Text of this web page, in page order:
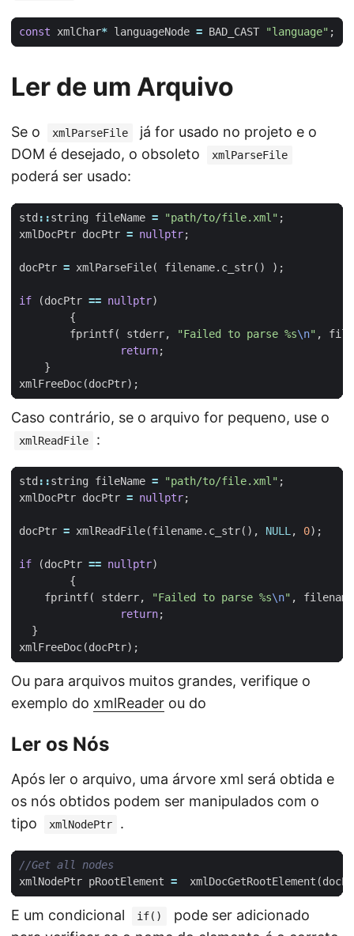
const xmlChar* languageNode = BAD_CAST "language" ;
Ler de um Arquivo
Se o xmlParseFile
já for usado no projeto e o
DOM é desejado, o obsoleto
xmlParseFile
poderá ser usado:
std ::string fileName = "path/to/file.xml" ;
xmlDocPtr docPtr = nullptr;
docPtr = xmlParseFile( filename. c_str() );
if (docPtr == nullptr)
{
fprintf( stderr, "Failed to parse %s\n" ,
return;
}
xmlFreeDoc(docPtr);
Caso contrário, se o arquivo for pequeno, use o
xmlReadFile :
std ::string fileName = "path/to/file.xml" ;
xmlDocPtr docPtr = nullptr;
docPtr = xmlReadFile(filename. c_str(), NULL, 0);
if (docPtr == nullptr)
{
fprintf( stderr, "Failed to parse %s\n" ,
filename
return;
}
xmlFreeDoc(docPtr);
Ou para arquivos muitos grandes, verifique o
exemplo do xmlReader ou do
Ler os Nós
Após ler o arquivo, uma árvore xml será obtida e
os nós obtidos podem ser manipulados com o
tipo
xmlNodePtr .
xmlNodePtr pRootElement = xmlDocGetRootElement (
E um condicional if()
pode ser adicionado